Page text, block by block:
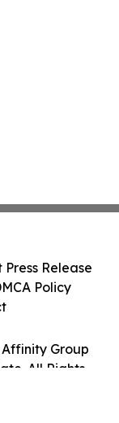
Group
All Rights
Press Release
Policy